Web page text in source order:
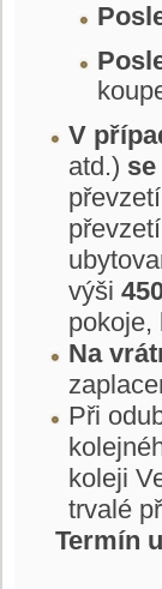
V
atd.)
výši
pokoje,
Na
Při
koleji
trvalé
Termín